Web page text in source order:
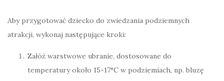
Aby przygotować dziecko do zwiedzania podziemnych
atrakcji, wykonaj następujące kroki:
Załóż warstwowe ubranie, dostosowane do
temperatury około 15-17°C w podziemiach, np. bluzę